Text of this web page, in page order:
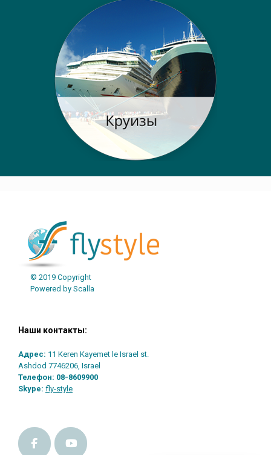
© 2019 Copyright
Powered by Scalla
Наши контакты:
Адрес: 11 Keren Kayemet le Israel st.
Ashdod 7746206, Israel
Телефон: 08-8609900
Skype: fly-style